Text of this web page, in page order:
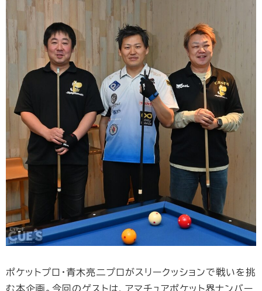
ポケットプロ・青木亮二プロがスリークッションで戦いを挑
む本企画。今回のゲストは、アマチュアポケット界ナンバー